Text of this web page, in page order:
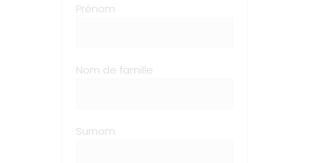
Prénom
Nom de famille
Surnom